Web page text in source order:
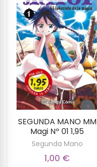
SEGUNDA MANO MM
Magi Nº 01 1,95
Segunda Mano
1,00 €